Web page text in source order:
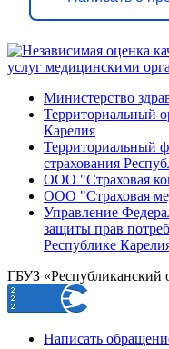
Министерство
Территориальный
Карелия
Территориальный
страхования
ООО "Страховая
ООО "Страховая
Управление
защиты прав
Республике
ГБУЗ «Республиканский
Написать